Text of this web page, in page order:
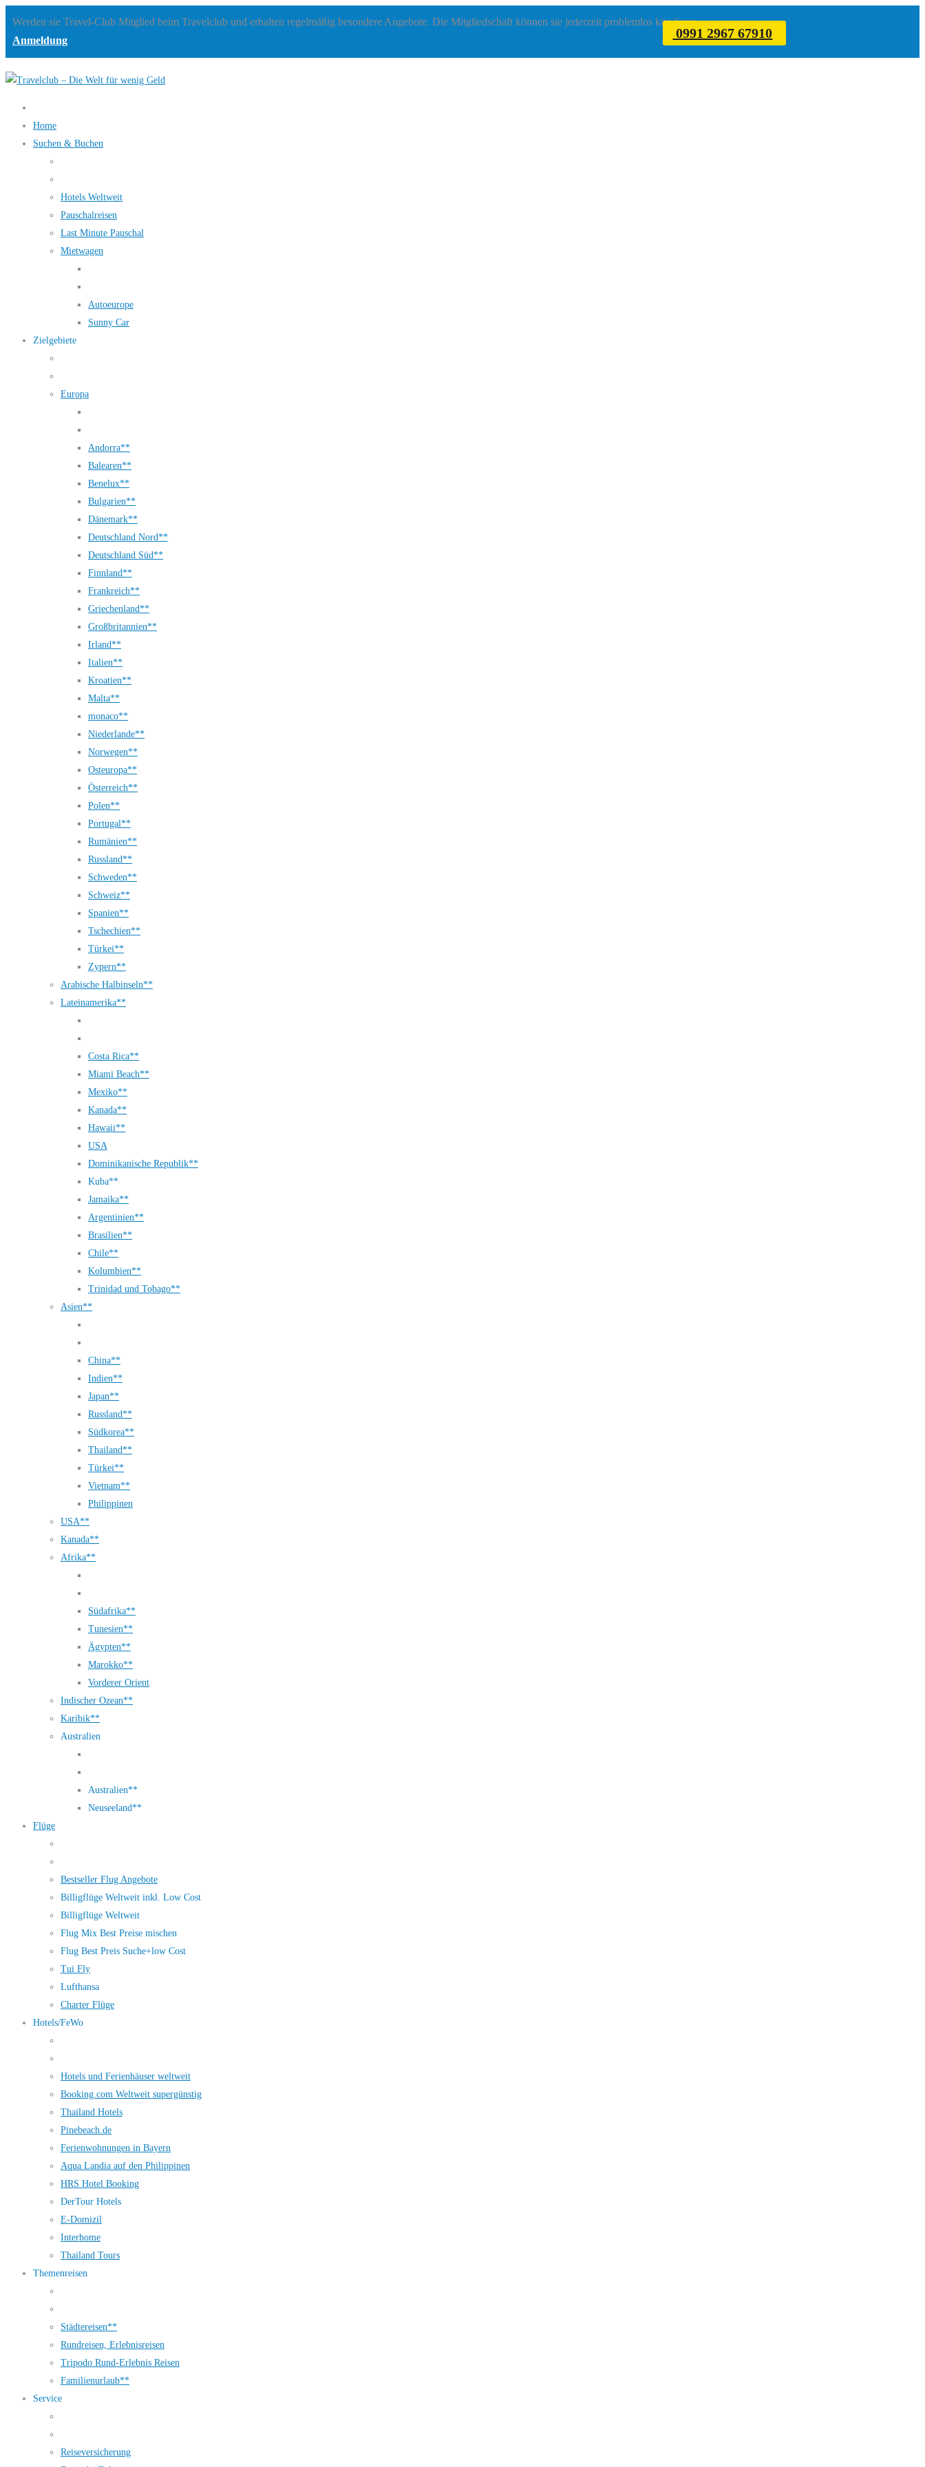
0991 2967 67910
Werden sie Travel-Club Mitglied beim Travelclub und erhalten regelmäßig besondere Angebote. Die Mitgliedschaft können sie jederzeit problemlos kündigen.
Anmeldung
Home
Suchen & Buchen
Hotels Weltweit
Pauschalreisen
Last Minute Pauschal
Mietwagen
Autoeurope
Sunny Car
Zielgebiete
Europa
Andorra**
Balearen**
Benelux**
Bulgarien**
Dänemark**
Deutschland Nord**
Deutschland Süd**
Finnland**
Frankreich**
Griechenland**
Großbritannien**
Irland**
Italien**
Kroatien**
Malta**
monaco**
Niederlande**
Norwegen**
Osteuropa**
Österreich**
Polen**
Portugal**
Rumänien**
Russland**
Schweden**
Schweiz**
Spanien**
Tschechien**
Türkei**
Zypern**
Arabische Halbinseln**
Lateinamerika**
Costa Rica**
Miami Beach**
Mexiko**
Kanada**
Hawaii**
USA
Dominikanische Republik**
Kuba**
Jamaika**
Argentinien**
Brasilien**
Chile**
Kolumbien**
Trinidad und Tobago**
Asien**
China**
Indien**
Japan**
Russland**
Südkorea**
Thailand**
Türkei**
Vietnam**
Philippinen
USA**
Kanada**
Afrika**
Südafrika**
Tunesien**
Ägypten**
Marokko**
Vorderer Orient
Indischer Ozean**
Karibik**
Australien
Australien**
Neuseeland**
Flüge
Bestseller Flug Angebote
Billigflüge Weltweit inkl. Low Cost
Billigflüge Weltweit
Flug Mix Best Preise mischen
Flug Best Preis Suche+low Cost
Tui Fly
Lufthansa
Charter Flüge
Hotels/FeWo
Hotels und Ferienhäuser weltweit
Booking.com Weltweit supergünstig
Thailand Hotels
Pinebeach.de
Ferienwohnungen in Bayern
Aqua Landia auf den Philippinen
HRS Hotel Booking
DerTour Hotels
E-Domizil
Interhome
Thailand Tours
Themenreisen
Städtereisen**
Rundreisen, Erlebnisreisen
Tripodo Rund-Erlebnis Reisen
Familienurlaub**
Service
Reiseversicherung